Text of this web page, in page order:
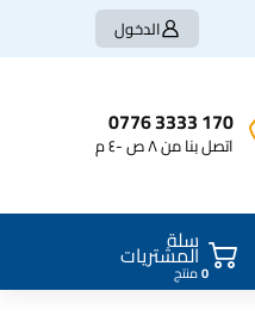
الدخول
170 3333 0776
اتصل بنا من ٨ ص -٤ م
سلة
المشتريات0منتج